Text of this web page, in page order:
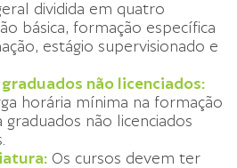
dividida em quatro
básica, formação específica
estágio supervisionado e
não licenciados:
horária mínima na formação
graduados não licenciados
Os cursos devem ter